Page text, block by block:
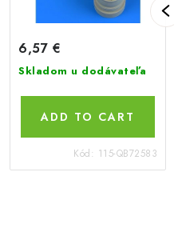
6,57 €
Skladom u dodávateľa
ADD TO CART
Kód: 115-QB72583